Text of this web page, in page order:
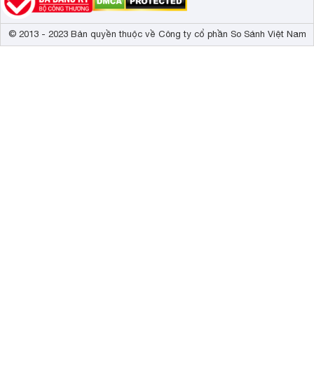
© 2013 - 2023 Bản quyền thuộc về Công ty cổ phần So Sánh Việt Nam